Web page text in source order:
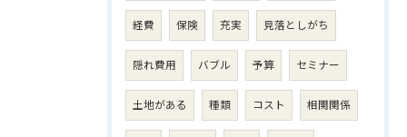
経費 保険 充実 見落としがち
隠れ費用 バブル 予算 セミナー
土地がある 種類 コスト 相関関係